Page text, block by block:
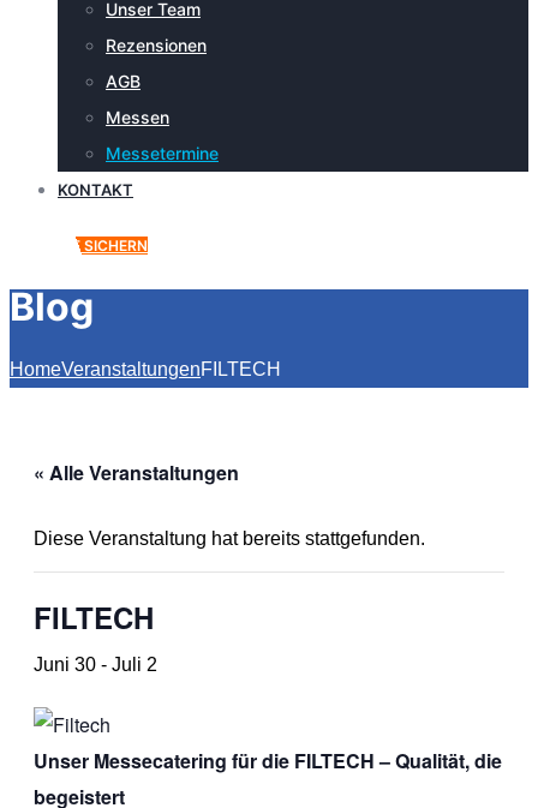
Unser Team
Rezensionen
AGB
Messen
Messetermine
KONTAKT
ANGEBOT SICHERN
Blog
HomeVeranstaltungenFILTECH
« Alle Veranstaltungen
Diese Veranstaltung hat bereits stattgefunden.
FILTECH
Juni 30 - Juli 2
Unser Messecatering für die FILTECH – Qualität, die
begeistert